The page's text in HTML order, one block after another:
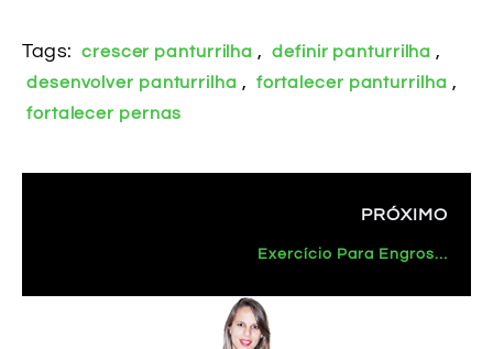
Tags: crescer panturrilha , definir panturrilha ,
desenvolver panturrilha , fortalecer panturrilha ,
fortalecer pernas
PRÓXIMO
Exercício Para Engrossar Pernas – Unilateral [Leg Press 45°]